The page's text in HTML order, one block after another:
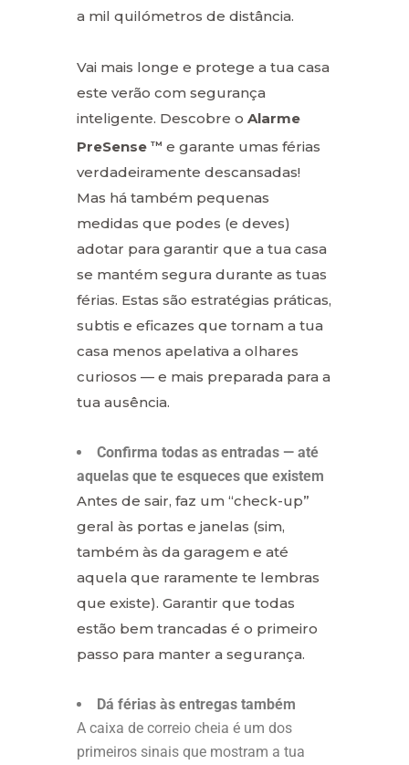
a mil quilómetros de distância.
Vai mais longe e protege a tua casa
este verão com segurança
inteligente. Descobre o Alarme
PreSense TM e garante umas férias
verdadeiramente descansadas!
Mas há também pequenas
medidas que podes (e deves)
adotar para garantir que a tua casa
se mantém segura durante as tuas
férias. Estas são estratégias práticas,
subtis e eficazes que tornam a tua
casa menos apelativa a olhares
curiosos — e mais preparada para a
tua ausência.
Confirma todas as entradas — até
aquelas que te esqueces que existem
Antes de sair, faz um “check-up”
geral às portas e janelas (sim,
também às da garagem e até
aquela que raramente te lembras
que existe). Garantir que todas
estão bem trancadas é o primeiro
passo para manter a segurança.
Dá férias às entregas também
A caixa de correio cheia é um dos
primeiros sinais que mostram a tua